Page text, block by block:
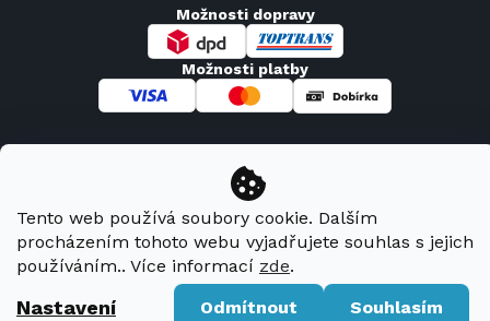
Tento web používá soubory cookie. Dalším
procházením tohoto webu vyjadřujete souhlas s jejich
používáním.. Více informací zde.
Nastavení Odmítnout Souhlasím
Možnosti dopravy
Možnosti platby
Vytvořil Shoptet Premium
Rohnson. Všechna práva vyhrazena.